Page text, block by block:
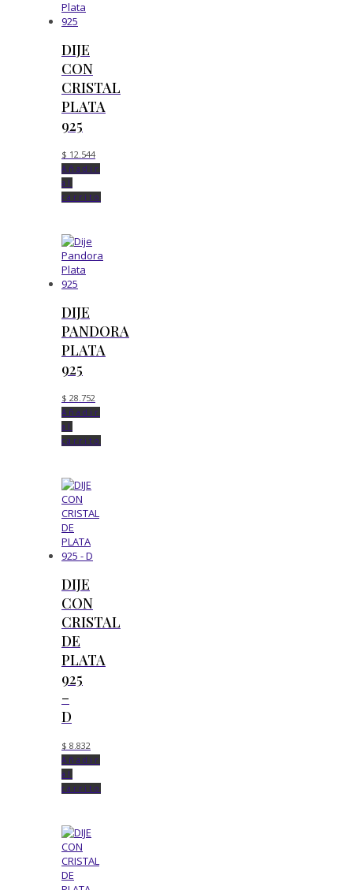
DIJE
CON
CRISTAL
PLATA
925
$ 12.544
Añadir
al
carrito
DIJE
PANDORA
PLATA
925
$ 28.752
Añadir
al
carrito
DIJE
CON
CRISTAL
DE
PLATA
925
–
D
$ 8.832
Añadir
al
carrito